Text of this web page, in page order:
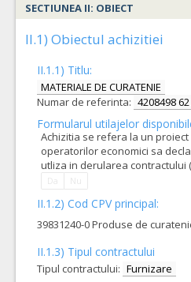
SECTIUNEA II: OBIECT
II.1) Obiectul achizitiei
II.1.1) Titlu:
MATERIALE DE CURATENIE
Numar de referinta: 4208498
Formularul utilajelor
Achizitia se refera la un
operatorilor economici sa
utliza in derularea contractului
II.1.2) Cod CPV principal:
39831240-0 Produse de
II.1.3) Tipul contractului
Tipul contractului: Furnizare